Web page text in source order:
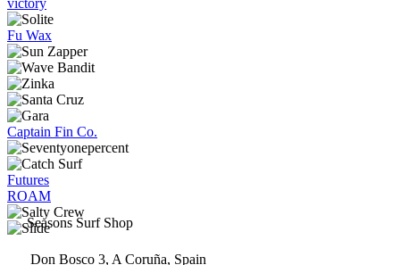
victory
Fu Wax
Captain Fin Co.
Futures
ROAM
Seasons Surf Shop
Don Bosco 3, A Coruña, Spain